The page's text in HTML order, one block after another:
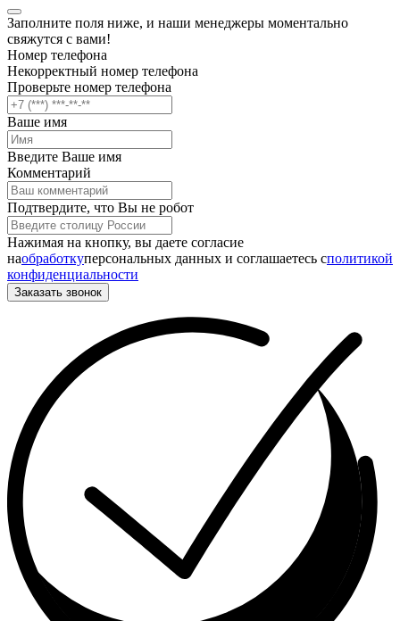
Заполните поля ниже, и наши менеджеры моментально
свяжутся с вами!
Номер телефона
Некорректный номер телефона
Проверьте номер телефона
Ваше имя
Введите Ваше имя
Комментарий
Подтвердите, что Вы не робот
Нажимая на кнопку, вы даете согласие
наобработкуперсональных данных и соглашаетесь cполитикой
конфиденциальности
Заказать звонок